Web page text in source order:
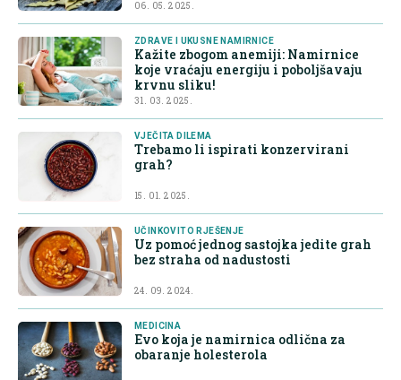
06. 05. 2025.
ZDRAVE I UKUSNE NAMIRNICE
Kažite zbogom anemiji: Namirnice
koje vraćaju energiju i poboljšavaju
krvnu sliku!
31. 03. 2025.
VJEČITA DILEMA
Trebamo li ispirati konzervirani
grah?
15. 01. 2025.
UČINKOVITO RJEŠENJE
Uz pomoć jednog sastojka jedite grah
bez straha od nadustosti
24. 09. 2024.
MEDICINA
Evo koja je namirnica odlična za
obaranje holesterola